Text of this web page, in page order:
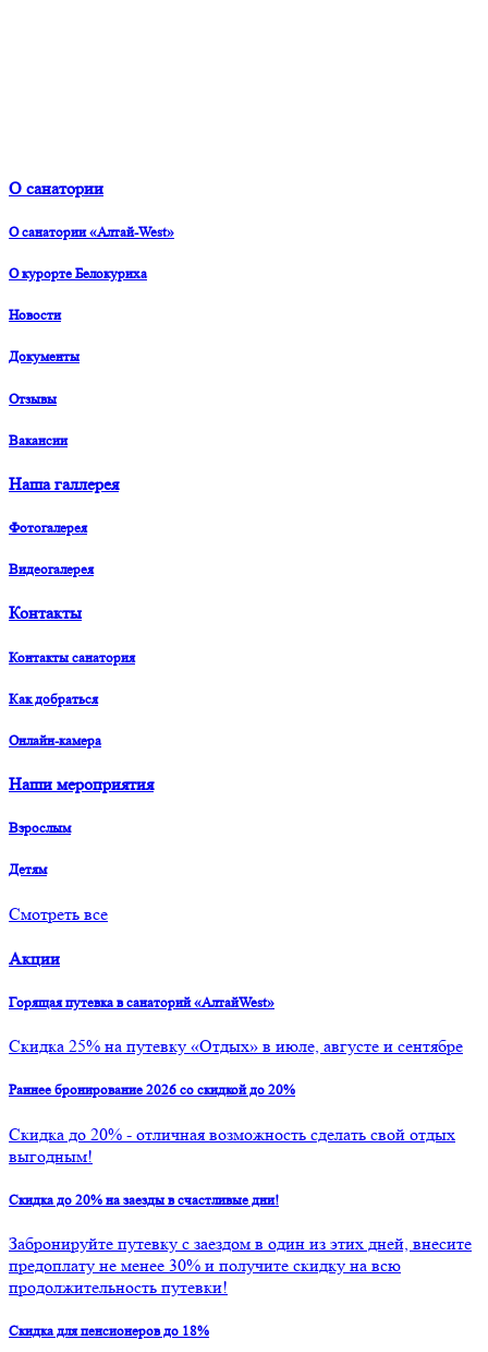
О санатории
О санатории «Алтай-West»
О курорте Белокуриха
Новости
Документы
Отзывы
Вакансии
Наша галлерея
Фотогалерея
Видеогалерея
Контакты
Контакты санатория
Как добраться
Онлайн-камера
Наши мероприятия
Взрослым
Детям
Смотреть все
Акции
Горящая путевка в санаторий «АлтайWest»
Скидка 25% на путевку «Отдых» в июле, августе и сентябре
Раннее бронирование 2026 со скидкой до 20%
Скидка до 20% - отличная возможность сделать свой отдых
выгодным!
Скидка до 20% на заезды в счастливые дни!
Забронируйте путевку с заездом в один из этих дней, внесите
предоплату не менее 30% и получите скидку на всю
продолжительность путевки!
Скидка для пенсионеров до 18%